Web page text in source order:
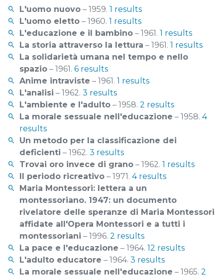
L'uomo nuovo – 1959. 1 results
L'uomo eletto – 1960. 1 results
L'educazione e il bambino – 1961. 1 results
La storia attraverso la lettura – 1961. 1 results
La solidarietà umana nel tempo e nello
spazio – 1961. 6 results
Anime intraviste – 1961. 1 results
L'analisi – 1962. 3 results
L'ambiente e l'adulto – 1958. 2 results
La morale sessuale nell'educazione – 1958. 4
results
Un metodo per la classificazione dei
deficienti – 1962. 3 results
Trovai oro invece di grano – 1962. 1 results
Il periodo ricreativo – 1971. 4 results
Maria Montessori: lettera a un
montessoriano. 1947: un documento
rivelatore delle speranze di Maria Montessori
affidate all'Opera Montessori e a tutti i
montessoriani – 1996. 2 results
La pace e l'educazione – 1964. 12 results
L'adulto educatore – 1964. 3 results
La morale sessuale nell'educazione – 1965. 2